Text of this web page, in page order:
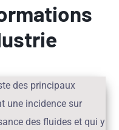
des principaux
une incidence sur
des fluides et qui y